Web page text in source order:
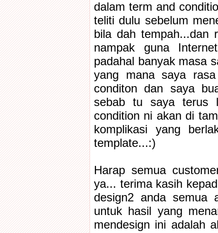
dalam term and
teliti dulu sebelum
bila dah tempah...dan
nampak guna
padahal banyak masa
yang mana saya
conditon dan saya
sebab tu saya terus
condition ni akan di
komplikasi yang
template...:)
Harap semua
ya... terima kasih
design2 anda semua
untuk hasil yang
mendesign ini adalah